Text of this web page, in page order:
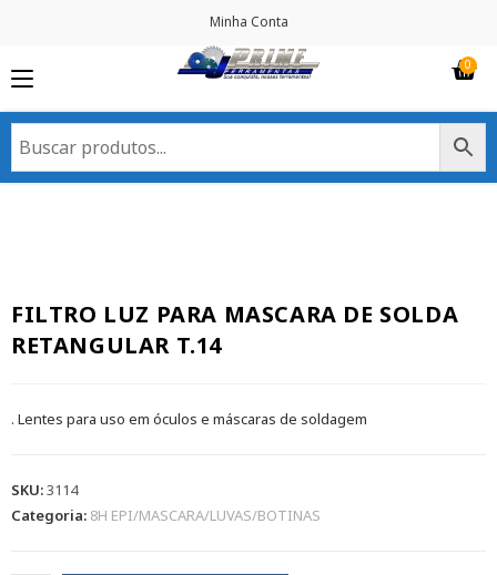
Minha Conta
FILTRO LUZ PARA MASCARA DE SOLDA
RETANGULAR T.14
. Lentes para uso em óculos e máscaras de soldagem
SKU:3114
Categoria: 8H EPI/MASCARA/LUVAS/BOTINAS